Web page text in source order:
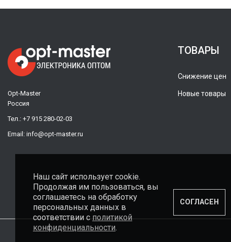
Opt-Master
Россия
Тел.: +7 915 280-02-03
Email: info@opt-master.ru
ТОВАРЫ
Снижение цен
Новые товары
Наш сайт использует cookie.
Продолжая им пользоваться, вы
соглашаетесь на обработку
персональных данных в
соответствии сполитикой
конфиденциальности.
СОГЛАСЕН